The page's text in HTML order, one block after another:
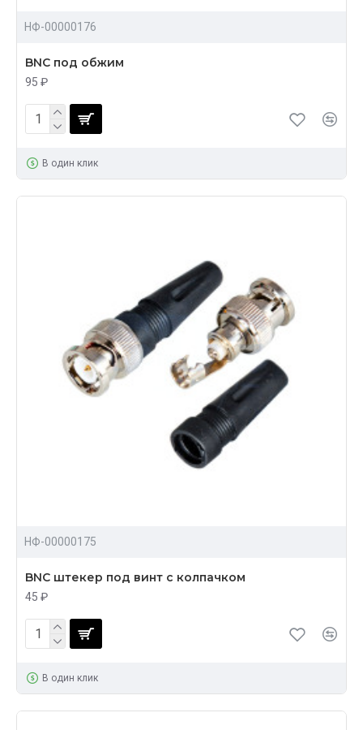
НФ-00000176
BNC под обжим
95 ₽
В один клик
НФ-00000175
BNC штекер под винт с колпачком
45 ₽
В один клик